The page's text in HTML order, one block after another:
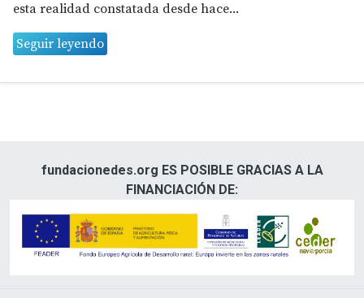
esta realidad constatada desde hace...
Seguir leyendo
fundacionedes.org ES POSIBLE GRACIAS A LA
FINANCIACIÓN DE: